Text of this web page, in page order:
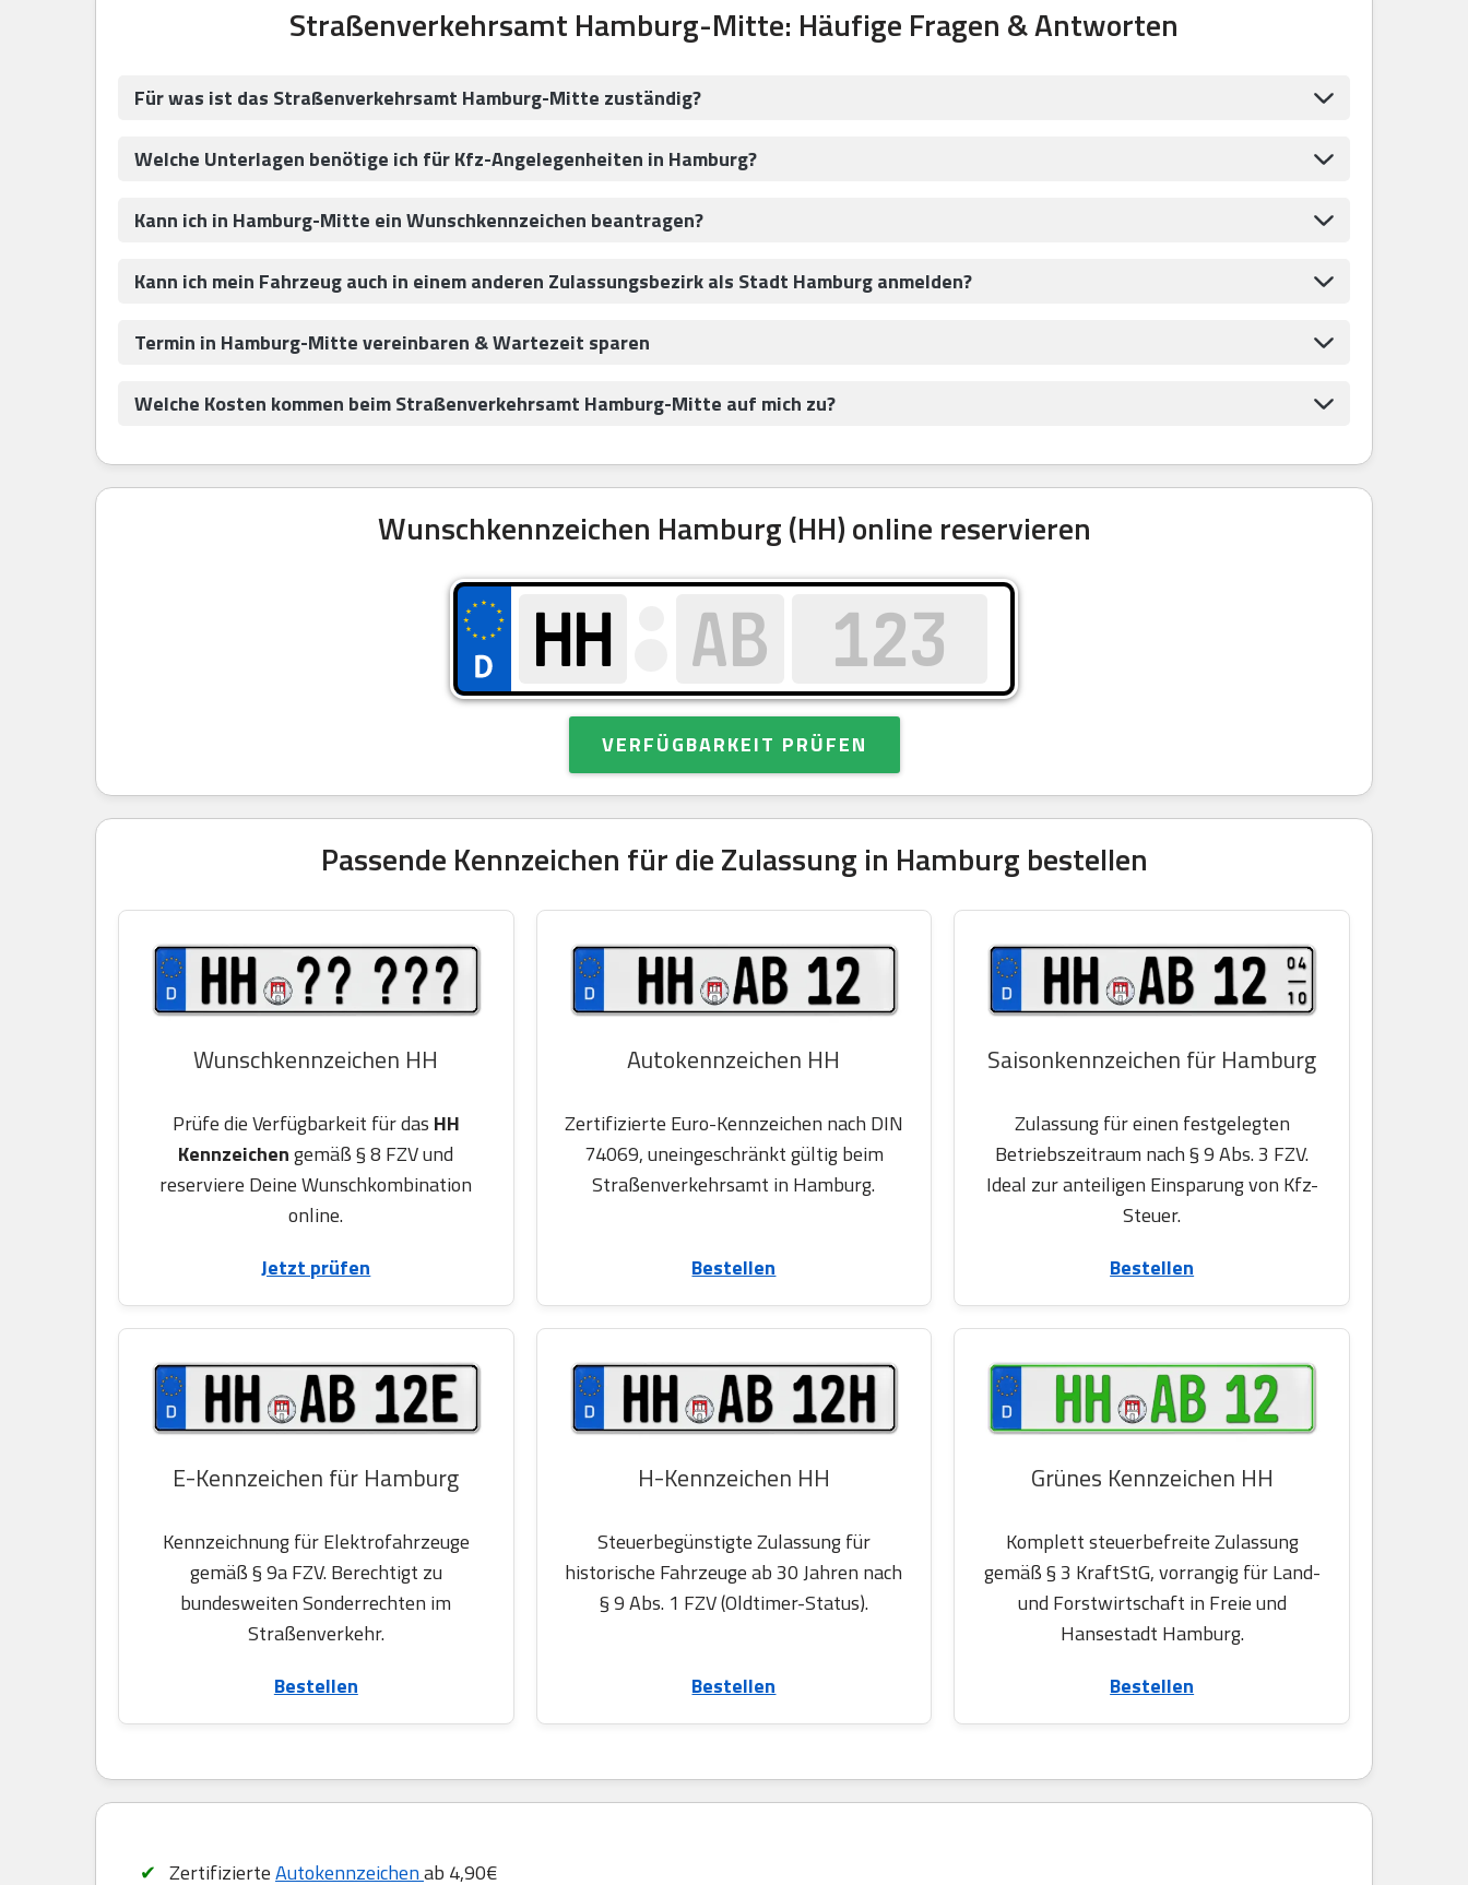
Straßenverkehrsamt Hamburg-Mitte: Häufige Fragen & Antworten
Für was ist das Straßenverkehrsamt Hamburg-Mitte zuständig?
Welche Unterlagen benötige ich für Kfz-Angelegenheiten in Hamburg?
Kann ich in Hamburg-Mitte ein Wunschkennzeichen beantragen?
Kann ich mein Fahrzeug auch in einem anderen Zulassungsbezirk als Stadt Hamburg anmelden?
Termin in Hamburg-Mitte vereinbaren & Wartezeit sparen
Welche Kosten kommen beim Straßenverkehrsamt Hamburg-Mitte auf mich zu?
Wunschkennzeichen Hamburg (HH) online reservieren
VERFÜGBARKEIT PRÜFEN
Passende Kennzeichen für die Zulassung in Hamburg bestellen
Wunschkennzeichen HH
Prüfe die Verfügbarkeit für das HH
Kennzeichengemäß § 8 FZV und
reserviere Deine Wunschkombination
online.
Jetzt prüfen
Autokennzeichen HH
Zertifizierte Euro-Kennzeichen nach DIN
74069, uneingeschränkt gültig beim
Straßenverkehrsamt in Hamburg.
Bestellen
Saisonkennzeichen für Hamburg
Zulassung für einen festgelegten
Betriebszeitraum nach § 9 Abs. 3 FZV.
Ideal zur anteiligen Einsparung von Kfz-
Steuer.
Bestellen
E-Kennzeichen für Hamburg
Kennzeichnung für Elektrofahrzeuge
gemäß § 9a FZV. Berechtigt zu
bundesweiten Sonderrechten im
Straßenverkehr.
Bestellen
H-Kennzeichen HH
Steuerbegünstigte Zulassung für
historische Fahrzeuge ab 30 Jahren nach
§ 9 Abs. 1 FZV (Oldtimer-Status).
Bestellen
Grünes Kennzeichen HH
Komplett steuerbefreite Zulassung
gemäß § 3 KraftStG, vorrangig für Land-
und Forstwirtschaft in Freie und
Hansestadt Hamburg.
Bestellen
ZertifizierteAutokennzeichenab 4,90€